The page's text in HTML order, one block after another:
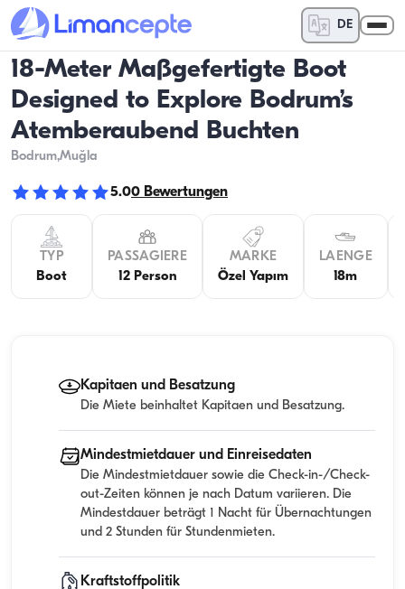
DE
18-Meter Maßgefertigte Boot
Designed to Explore Bodrum’s
Atemberaubend Buchten
Bodrum,Muğla
5.00 Bewertungen
TYP
Boot
PASSAGIERE
12 Person
MARKE
Özel Yapım
LAENGE
18m
Kapitaen und Besatzung
Die Miete beinhaltet Kapitaen und Besatzung.
Mindestmietdauer und Einreisedaten
Die Mindestmietdauer sowie die Check-in-/Check-
out-Zeiten können je nach Datum variieren. Die
Mindestdauer beträgt 1 Nacht für Übernachtungen
und 2 Stunden für Stundenmieten.
Kraftstoffpolitik